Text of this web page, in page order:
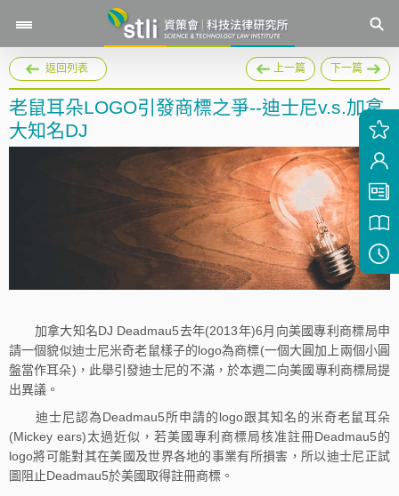
返回列表 上一篇 下一篇
老鼠耳朵LOGO引發商標之爭--迪士尼v.s.加拿
大知名DJ
加拿大知名DJ Deadmau5去年(2013年)6月向美國專利商標局申
請一個貌似迪士尼米奇老鼠樣子的logo為商標(一個大圓加上兩個小圓
盤當作耳朵)，此舉引發迪士尼的不滿，於本週二向美國專利商標局提
出異議。
迪士尼認為Deadmau5所申請的logo跟其知名的米奇老鼠耳朵
(Mickey ears)太過近似，若美國專利商標局核准註冊Deadmau5的
logo將可能對其在美國及世界各地的事業有所損害，所以迪士尼正試
圖阻止Deadmau5於美國取得註冊商標。